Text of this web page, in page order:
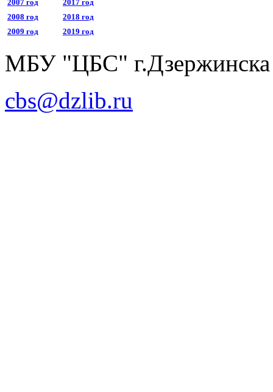
2007 год
2017 год
2008 год
2018 год
2009 год
2019 год
МБУ "ЦБС" г.Дзержинска
cbs@dzlib.ru